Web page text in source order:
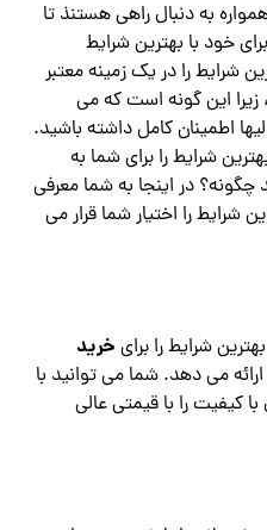
به دنبال راهی هستنذ تا
خود با بهترین شرایط
شرایط را در یک زمینه معتبر
این گونه است که می
اطمینان کامل داشته باشید.
شرایط را برای شما به
در اینجا به شما معرفی
شرایط را اختیار شما قرار می
شرایط را برای خرید
می دهد. شما می توانید با
کیفیت را با قیمتی عالی